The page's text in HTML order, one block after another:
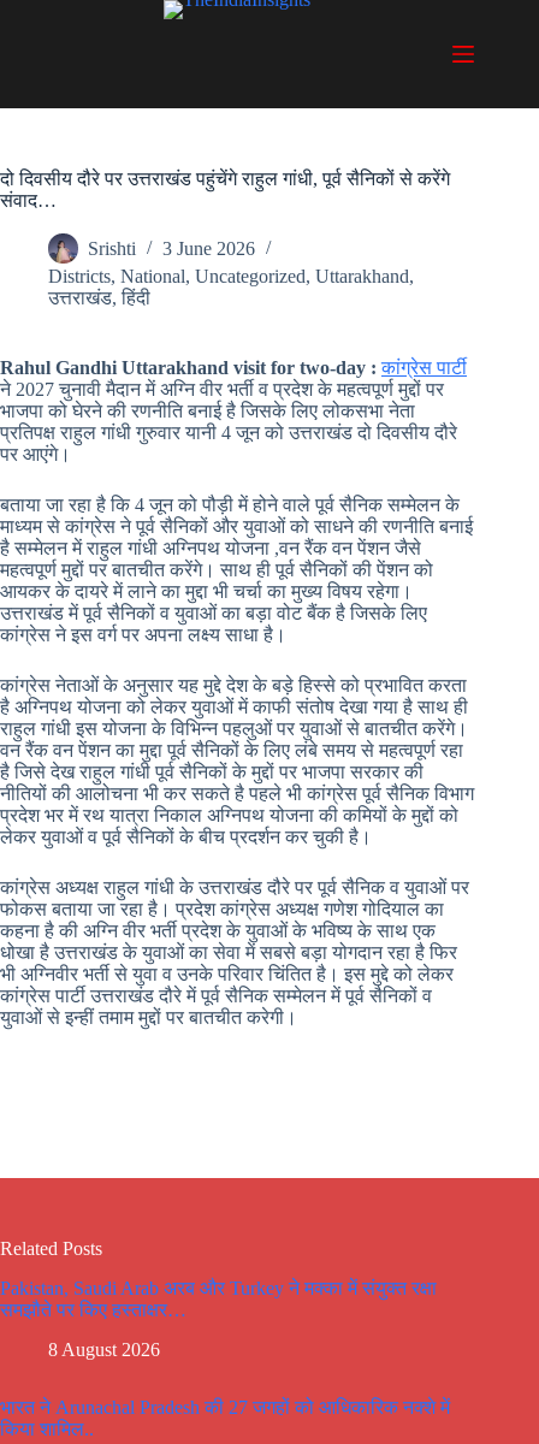
दो दिवसीय दौरे पर उत्तराखंड पहुंचेंगे राहुल गांधी, पूर्व सैनिकों से करेंगे
संवाद…
Srishti
3 June 2026
Districts, National, Uncategorized, Uttarakhand,
उत्तराखंड,हिंदी
Rahul Gandhi Uttarakhand visit for two-day : कांग्रेस पार्टी
ने 2027 चुनावी मैदान में अग्नि वीर भर्ती व प्रदेश के महत्वपूर्ण मुद्दों पर
भाजपा को घेरने की रणनीति बनाई है जिसके लिए लोकसभा नेता
प्रतिपक्ष राहुल गांधी गुरुवार यानी 4 जून को उत्तराखंड दो दिवसीय दौरे
पर आएंगे।
बताया जा रहा है कि 4 जून को पौड़ी में होने वाले पूर्व सैनिक सम्मेलन के
माध्यम से कांग्रेस ने पूर्व सैनिकों और युवाओं को साधने की रणनीति बनाई
है सम्मेलन में राहुल गांधी अग्निपथ योजना ,वन रैंक वन पेंशन जैसे
महत्वपूर्ण मुद्दों पर बातचीत करेंगे। साथ ही पूर्व सैनिकों की पेंशन को
आयकर के दायरे में लाने का मुद्दा भी चर्चा का मुख्य विषय रहेगा।
उत्तराखंड में पूर्व सैनिकों व युवाओं का बड़ा वोट बैंक है जिसके लिए
कांग्रेस ने इस वर्ग पर अपना लक्ष्य साधा है।
कांग्रेस नेताओं के अनुसार यह मुद्दे देश के बड़े हिस्से को प्रभावित करता
है अग्निपथ योजना को लेकर युवाओं में काफी संतोष देखा गया है साथ ही
राहुल गांधी इस योजना के विभिन्न पहलुओं पर युवाओं से बातचीत करेंगे।
वन रैंक वन पेंशन का मुद्दा पूर्व सैनिकों के लिए लंबे समय से महत्वपूर्ण रहा
है जिसे देख राहुल गांधी पूर्व सैनिकों के मुद्दों पर भाजपा सरकार की
नीतियों की आलोचना भी कर सकते है पहले भी कांग्रेस पूर्व सैनिक विभाग
प्रदेश भर में रथ यात्रा निकाल अग्निपथ योजना की कमियों के मुद्दों को
लेकर युवाओं व पूर्व सैनिकों के बीच प्रदर्शन कर चुकी है।
कांग्रेस अध्यक्ष राहुल गांधी के उत्तराखंड दौरे पर पूर्व सैनिक व युवाओं पर
फोकस बताया जा रहा है। प्रदेश कांग्रेस अध्यक्ष गणेश गोदियाल का
कहना है की अग्नि वीर भर्ती प्रदेश के युवाओं के भविष्य के साथ एक
धोखा है उत्तराखंड के युवाओं का सेवा में सबसे बड़ा योगदान रहा है फिर
भी अग्निवीर भर्ती से युवा व उनके परिवार चिंतित है। इस मुद्दे को लेकर
कांग्रेस पार्टी उत्तराखंड दौरे में पूर्व सैनिक सम्मेलन में पूर्व सैनिकों व
युवाओं से इन्हीं तमाम मुद्दों पर बातचीत करेगी।
Related Posts
Pakistan, Saudi Arab अरब और Turkey ने मक्का में संयुक्त रक्षा
समझौते पर किए हस्ताक्षर…
8 August 2026
भारत ने Arunachal Pradesh की 27 जगहों को आधिकारिक नक्शे में
किया शामिल..